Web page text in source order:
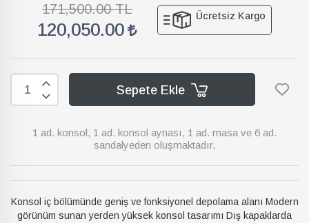
171,500.00 TL
120,050.00
Ücretsiz Kargo
Sepete Ekle
1 ad. konsol, 1 ad. konsol aynası, 1 ad. masa ve 6 ad.
sandalyeden oluşmaktadır.
Konsol iç bölümünde geniş ve fonksiyonel depolama alanı Modern
görünüm sunan yerden yüksek konsol tasarımı Dış kapaklarda